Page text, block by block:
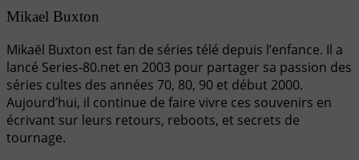
Mikael Buxton
Mikaël Buxton est fan de séries télé depuis l’enfance. Il a
lancé Series-80.net en 2003 pour partager sa passion des
séries cultes des années 70, 80, 90 et début 2000.
Aujourd’hui, il continue de faire vivre ces souvenirs en
écrivant sur leurs retours, reboots, et secrets de
tournage.